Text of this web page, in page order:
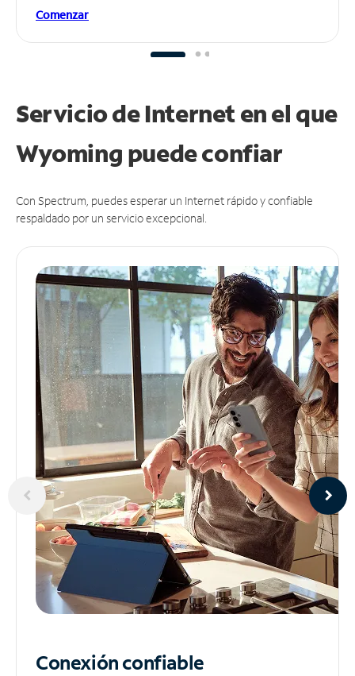
Comenzar
Servicio de Internet en el que
Wyoming puedeconfiar
Con Spectrum, puedes esperar un Internet rápido y confiable
respaldado por un servicio excepcional.
Conexión confiable